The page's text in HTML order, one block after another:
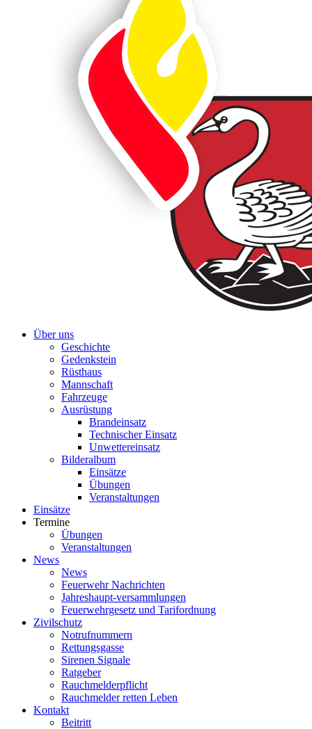
Über uns
Geschichte
Gedenkstein
Rüsthaus
Mannschaft
Fahrzeuge
Ausrüstung
Brandeinsatz
Technischer Einsatz
Unwettereinsatz
Bilderalbum
Einsätze
Übungen
Veranstaltungen
Einsätze
Termine
Übungen
Veranstaltungen
News
News
Feuerwehr Nachrichten
Jahreshaupt-versammlungen
Feuerwehrgesetz und Tarifordnung
Zivilschutz
Notrufnummern
Rettungsgasse
Sirenen Signale
Ratgeber
Rauchmelderpflicht
Rauchmelder retten Leben
Kontakt
Beitritt